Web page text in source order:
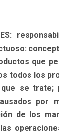
que
todos los
se trate;
por
de los